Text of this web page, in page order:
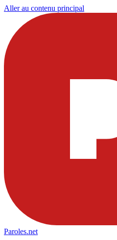
Aller au contenu principal
Paroles.net